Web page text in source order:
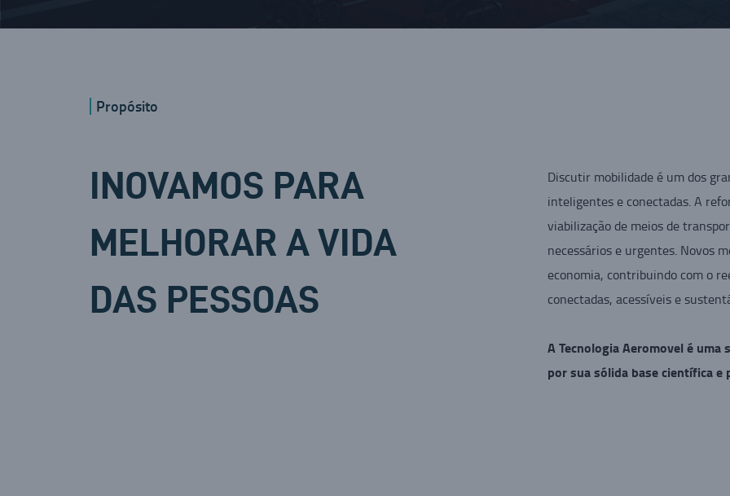
Propósito
INOVAMOS PARA
MELHORAR A VIDA
DAS PESSOAS
Discutir mobilidade é um dos
inteligentes e conectadas. A
viabilização de meios de
necessários e urgentes. Novos
economia, contribuindo com o
conectadas, acessíveis e
A Tecnologia Aeromovel é
por sua sólida base científica